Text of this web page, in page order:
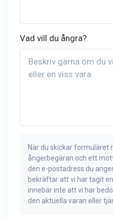
Vad vill du ångra?
När du skickar formuläret
ångerbegäran och ett
den e-postadress du
bekräftar att vi har tagit
innebär inte att vi har
den aktuella varan eller